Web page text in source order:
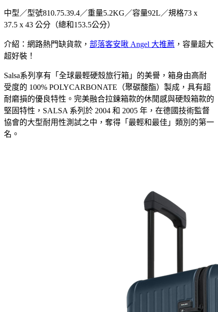
中型／型號810.75.39.4／重量5.2KG／容量92L／規格73 x
37.5 x 43 公分（總和153.5公分）
介紹：網路熱門缺貨款， 部落客安啾 Angel 大推薦 ，容量超大
超好裝！
Salsa系列享有「全球最輕硬殼旅行箱」的美譽，箱身由高耐
受度的 100% POLYCARBONATE（聚碳酸酯）製成，具有超
耐磨損的優良特性。完美融合拉鍊箱款的休閒感與硬殼箱款的
堅固特性，SALSA 系列於 2004 和 2005 年，在德國技術監督
協會的大型耐用性測試之中，奪得「最輕和最佳」類別的第一
名。